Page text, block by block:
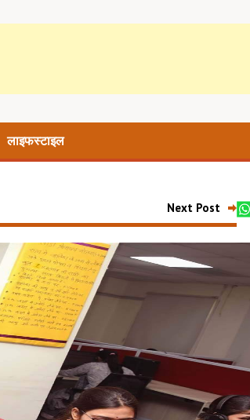
लाइफस्टाइल
Next Post